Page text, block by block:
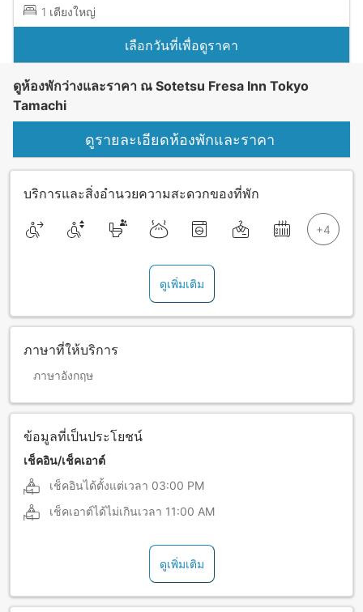
1 เตียงใหญ่
เลือกวันที่เพื่อดูราคา
ดูห้องพักว่างและราคา ณ Sotetsu Fresa Inn Tokyo
Tamachi
ดูรายละเอียดห้องพักและราคา
บริการและสิ่งอำนวยความสะดวกของที่พัก
ดูเพิ่มเติม
ภาษาที่ให้บริการ
ภาษาอังกฤษ
ข้อมูลที่เป็นประโยชน์
เช็คอิน/เช็คเอาต์
เช็คอินได้ตั้งแต่เวลา 03:00 PM
เช็คเอาต์ได้ไม่เกินเวลา 11:00 AM
ดูเพิ่มเติม